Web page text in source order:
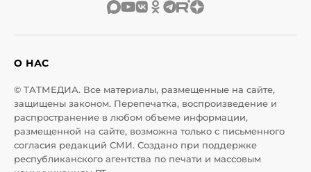
О НАС
© ТАТМЕДИА. Все материалы, размещенные на сайте,
защищены законом. Перепечатка, воспроизведение и
распространение в любом объеме информации,
размещенной на сайте, возможна только с письменного
согласия редакций СМИ. Создано при поддержке
республиканского агентства по печати и массовым